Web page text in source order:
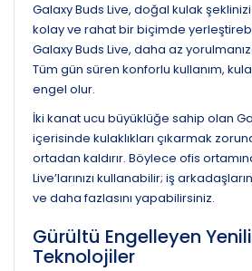
Galaxy Buds Live, doğal kulak
kolay ve rahat bir biçimde
Galaxy Buds Live, daha az
Tüm gün süren konforlu kullanım,
engel olur.
İki kanat ucu büyüklüğe sahip olan
içerisinde kulaklıkları çıkarmak
ortadan kaldırır. Böylece ofis
Live’larınızı kullanabilir; iş
ve daha fazlasını yapabilirsiniz.
Gürültü Engelleyen
Teknolojiler